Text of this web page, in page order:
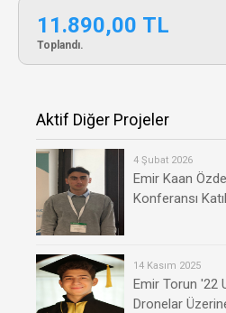
11.890,00 TL
Toplandı.
Aktif Diğer Projeler
4 Şubat 2026
Emir Kaan
Konferansı
14 Kasım 2025
Emir Torun '22
Dronelar